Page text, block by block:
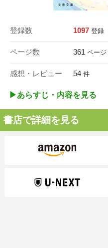
登録数 1097 登録
ページ数 361 ページ
感想・レビュー 54 件
▶︎あらすじ・内容を見る
書店で詳細を見る